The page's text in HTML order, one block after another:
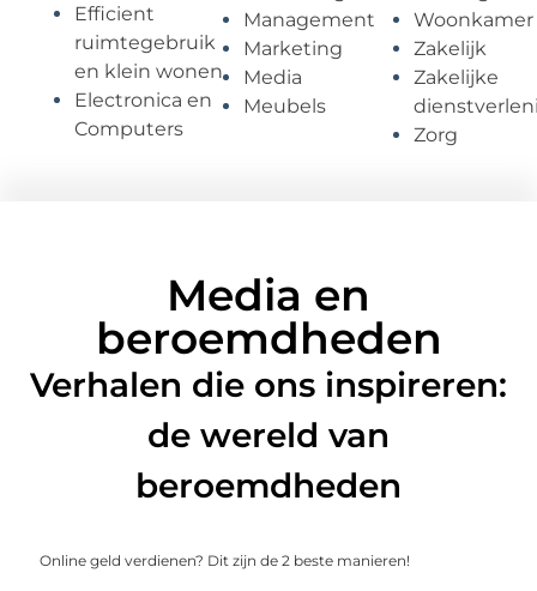
Efficient
ruimtegebruik
en klein wonen
Electronica en
Computers
Management
Marketing
Media
Meubels
Woonkamer
Zakelijk
Zakelijke
Zorg
Media en
beroemdheden
Verhalen die ons inspireren:
de wereld van
beroemdheden
Online geld verdienen? Dit zijn de 2 beste manieren!